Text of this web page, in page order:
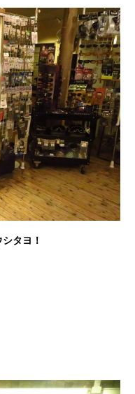
シタヨ！